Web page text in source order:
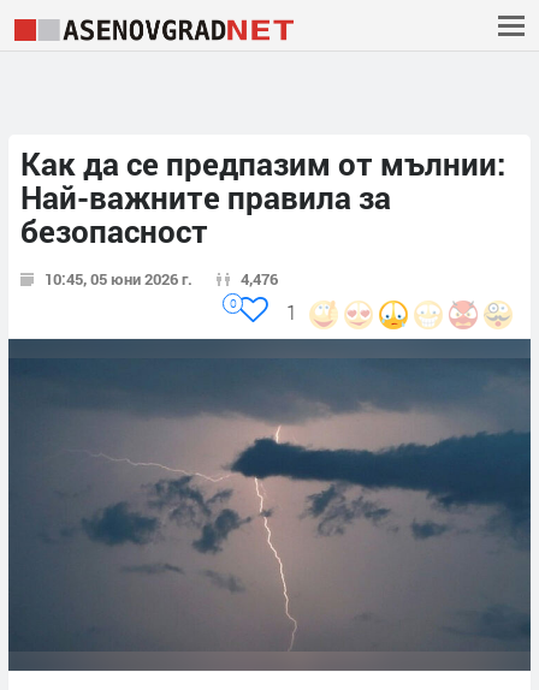
Как да се предпазим от мълнии:
Най-важните правила за
безопасност
10:45, 05 юни 2026 г. 4,476
1
0